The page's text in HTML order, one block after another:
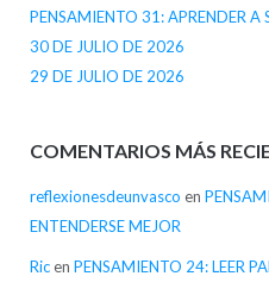
PENSAMIENTO 31: APRENDER A
30 DE JULIO DE 2026
29 DE JULIO DE 2026
COMENTARIOS MÁS
reflexionesdeunvasco en
ENTENDERSE MEJOR
Ricen PENSAMIENTO 24: LEER